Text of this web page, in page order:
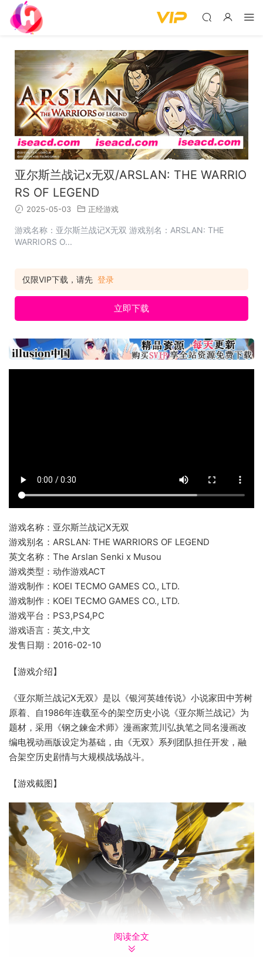
亚尔斯兰战记x无双/ARSLAN: THE WARRIO
RS OF LEGEND
2025-05-03 正经游戏
游戏名称：亚尔斯兰战记X无双 游戏别名：ARSLAN: THE
WARRIORS O...
仅限VIP下载，请先 登录
立即下载
游戏名称：亚尔斯兰战记X无双
游戏别名：ARSLAN: THE WARRIORS OF LEGEND
英文名称：The Arslan Senki x Musou
游戏类型：动作游戏ACT
游戏制作：KOEI TECMO GAMES CO., LTD.
游戏制作：KOEI TECMO GAMES CO., LTD.
游戏平台：PS3,PS4,PC
游戏语言：英文,中文
发售日期：2016-02-10
【游戏介绍】
《亚尔斯兰战记X无双》是以《银河英雄传说》小说家田中芳树
原着、自1986年连载至今的架空历史小说《亚尔斯兰战记》为
题材，采用《钢之鍊金术师》漫画家荒川弘执笔之同名漫画改
编电视动画版设定为基础，由《无双》系列团队担任开发，融
合架空历史剧情与大规模战场战斗。
【游戏截图】
阅读全文